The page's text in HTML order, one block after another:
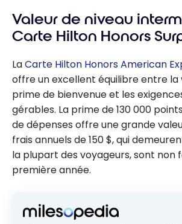
Valeur de niveau
Carte Hilton Honors
LaCarte Hilton Honors American
offre un excellent équilibre entre la
prime de bienvenue et les
gérables. La prime de 130 000
de dépenses offre une grande
frais annuels de 150 $, qui
la plupart des voyageurs, sont non
première année.